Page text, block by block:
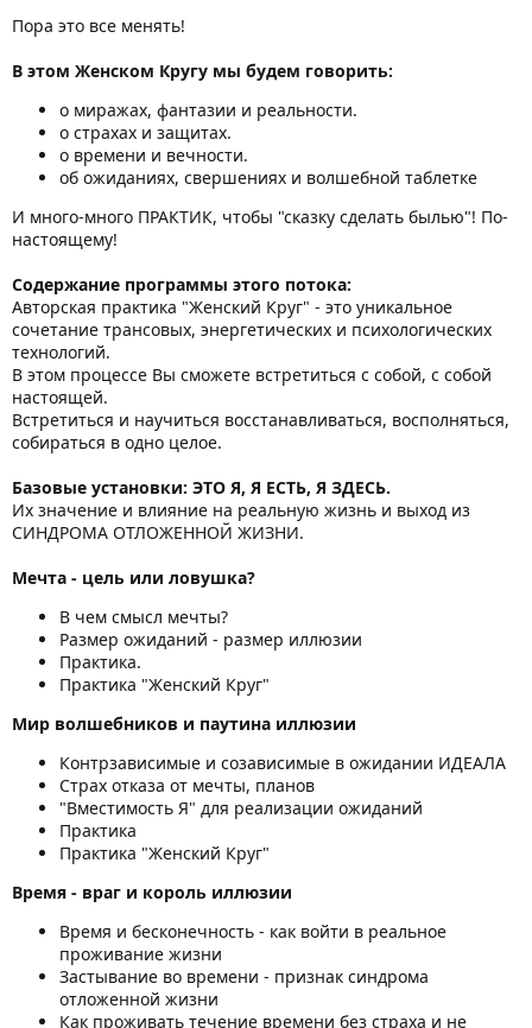
Пора это все менять!
В этом Женском Кругу мы будем говорить:
о миражах, фантазии и реальности.
о страхах и защитах.
о времени и вечности.
об ожиданиях, свершениях и волшебной таблетке
И много-много ПРАКТИК, чтобы "сказку сделать былью"! По-
настоящему!
Содержание программы этого потока:
Авторская практика "Женский Круг" - это уникальное
сочетание трансовых, энергетических и психологических
технологий.
В этом процессе Вы сможете встретиться с собой, с собой
настоящей.
Встретиться и научиться восстанавливаться, восполняться,
собираться в одно целое.
Базовые установки: ЭТО Я, Я ЕСТЬ, Я ЗДЕСЬ.
Их значение и влияние на реальную жизнь и выход из
СИНДРОМА ОТЛОЖЕННОЙ ЖИЗНИ.
Мечта - цель или ловушка?
В чем смысл мечты?
Размер ожиданий - размер иллюзии
Практика.
Практика "Женский Круг"
Мир волшебников и паутина иллюзии
Контрзависимые и созависимые в ожидании ИДЕАЛА
Страх отказа от мечты, планов
"Вместимость Я" для реализации ожиданий
Практика
Практика "Женский Круг"
Время - враг и король иллюзии
Время и бесконечность - как войти в реальное
проживание жизни
Застывание во времени - признак синдрома
отложенной жизни
Как проживать течение времени без страха и не